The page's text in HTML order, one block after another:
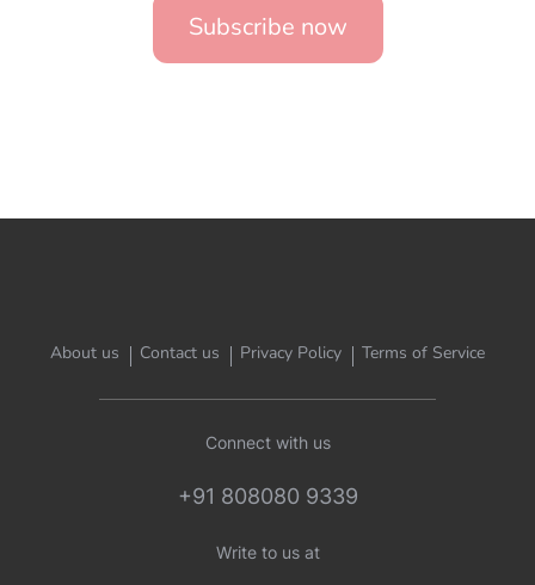
Subscribe now
About us Contact us Privacy Policy Terms of Service
Connect with us
+91 808080 9339
Write to us at